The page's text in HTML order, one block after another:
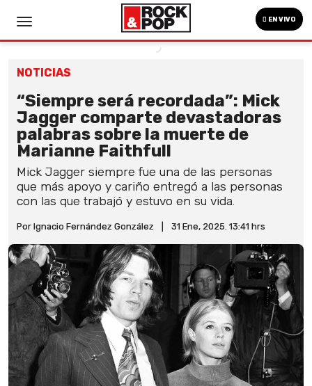
EN VIVO
NOTICIAS
“Siempre será recordada”: Mick
Jagger comparte devastadoras
palabras sobre la muerte de
Marianne Faithfull
Mick Jagger siempre fue una de las personas
que más apoyo y cariño entregó a las personas
con las que trabajó y estuvo en su vida.
Por Ignacio Fernández González 31 Ene, 2025. 13:41 hrs